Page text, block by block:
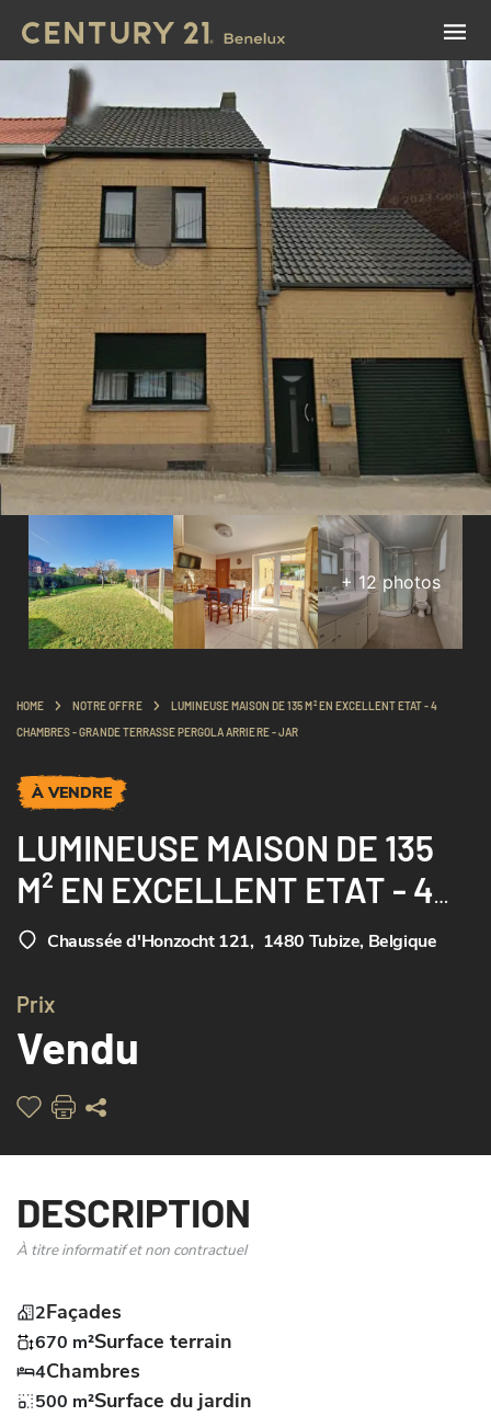
+ 12photos
HOME NOTRE OFFRE
LUMINEUSE MAISON DE 135 M² EN EXCELLENT ETAT - 4
CHAMBRES - GRANDE TERRASSE PERGOLA ARRIERE - JAR
À VENDRE
LUMINEUSE MAISON DE 135
M² EN EXCELLENT ETAT - 4
CHAMBRES - GRANDE
ARRIERE - JAR
Chaussée d'Honzocht 121, 1480 Tubize, Belgique
Prix
Vendu
DESCRIPTION
À titre informatif et non contractuel
2Façades
670 m²Surface terrain
4Chambres
500 m²Surface du jardin